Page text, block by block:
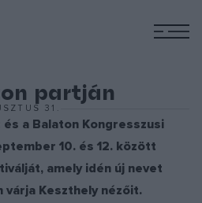
partján
31.
a Balaton Kongresszusi
10. és 12. között
amely idén új nevet
várja Keszthely nézőit.